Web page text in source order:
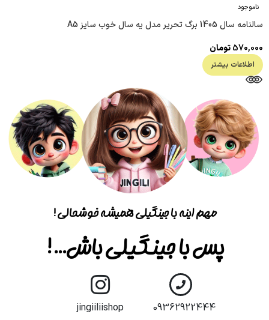
ناموجود
سالنامه سال 1405 برگ تحریر مدل یه سال خوب سایز A5
570,000تومان
اطلاعات بیشتر
مهم اینه با جینگیلی همیشه خوشحالی!
پس با جینگیلی باش...!
09362922444
jingiiliishop